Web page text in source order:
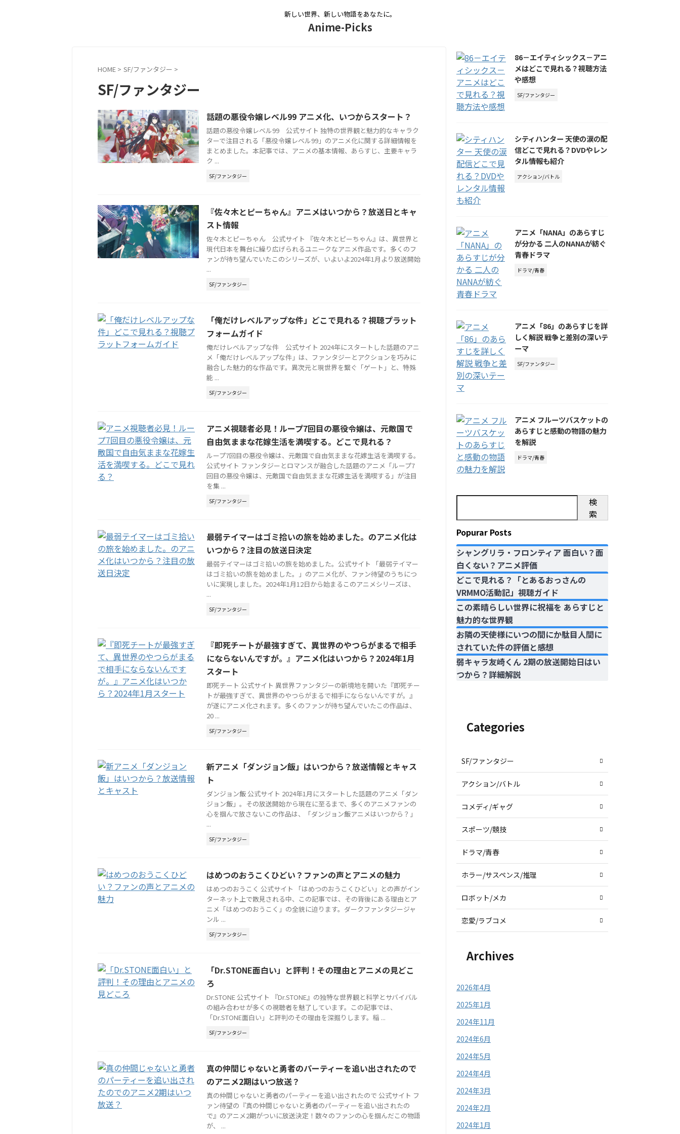
新しい世界、新しい物語をあなたに。
Anime-Picks
HOME > SF/ファンタジー >
SF/ファンタジー
話題の悪役令嬢レベル99 アニメ化、いつからスタート？
話題の悪役令嬢レベル99 公式サイト 独特の世界観と魅力的なキャラク
ターで注目される「悪役令嬢レベル99」のアニメ化に関する詳細情報を
まとめました。本記事では、アニメの基本情報、あらすじ、主要キャラ
ク ...
SF/ファンタジー
『佐々木とピーちゃん』アニメはいつから？放送日とキャ
スト情報
佐々木とピーちゃん 公式サイト 『佐々木とピーちゃん』は、異世界と
現代日本を舞台に繰り広げられるユニークなアニメ作品です。多くのフ
ァンが待ち望んでいたこのシリーズが、いよいよ2024年1月より放送開始
...
SF/ファンタジー
「俺だけレベルアップな件」どこで見れる？視聴プラット
フォームガイド
俺だけレベルアップな件 公式サイト 2024年にスタートした話題のアニ
メ「俺だけレベルアップな件」は、ファンタジーとアクションを巧みに
融合した魅力的な作品です。異次元と現世界を繋ぐ「ゲート」と、特殊
能 ...
SF/ファンタジー
アニメ視聴者必見！ループ7回目の悪役令嬢は、元敵国で
自由気ままな花嫁生活を満喫する。どこで見れる？
ループ7回目の悪役令嬢は、元敵国で自由気ままな花嫁生活を満喫する。
公式サイト ファンタジーとロマンスが融合した話題のアニメ「ループ7
回目の悪役令嬢は、元敵国で自由気ままな花嫁生活を満喫する」が注目
を集 ...
SF/ファンタジー
最弱テイマーはゴミ拾いの旅を始めました。のアニメ化は
いつから？注目の放送日決定
最弱テイマーはゴミ拾いの旅を始めました。公式サイト 「最弱テイマー
はゴミ拾いの旅を始めました。」のアニメ化が、ファン待望のうちにつ
いに実現しました。2024年1月12日から始まるこのアニメシリーズは、
...
SF/ファンタジー
『即死チートが最強すぎて、異世界のやつらがまるで相手
にならないんですが。』アニメ化はいつから？2024年1月
スタート
即死チート 公式サイト 異世界ファンタジーの新境地を開いた『即死チー
トが最強すぎて、異世界のやつらがまるで相手にならないんですが。』
が遂にアニメ化されます。多くのファンが待ち望んでいたこの作品は、
20 ...
SF/ファンタジー
新アニメ「ダンジョン飯」はいつから？放送情報とキャス
ト
ダンジョン飯 公式サイト 2024年1月にスタートした話題のアニメ「ダン
ジョン飯」。その放送開始から現在に至るまで、多くのアニメファンの
心を掴んで放さないこの作品は、「ダンジョン飯アニメはいつから？」
...
SF/ファンタジー
はめつのおうこくひどい？ファンの声とアニメの魅力
はめつのおうこく 公式サイト 「はめつのおうこくひどい」との声がイン
ターネット上で散見される中、この記事では、その背後にある理由とア
ニメ「はめつのおうこく」の全貌に迫ります。ダークファンタジージャ
ンル ...
SF/ファンタジー
「Dr.STONE面白い」と評判！その理由とアニメの見どこ
ろ
Dr.STONE 公式サイト 『Dr.STONE』の独特な世界観と科学とサバイバル
の組み合わせが多くの視聴者を魅了しています。この記事では、
「Dr.STONE面白い」と評判のその理由を深掘りします。稲 ...
SF/ファンタジー
真の仲間じゃないと勇者のパーティーを追い出されたので
のアニメ2期はいつ放送？
真の仲間じゃないと勇者のパーティーを追い出されたので 公式サイト フ
ァン待望の『真の仲間じゃないと勇者のパーティーを追い出されたの
で』のアニメ2期がついに放送決定！数々のファンの心を掴んだこの物語
が、 ...
86－エイティシックス－アニ
メはどこで見れる？視聴方法
や感想
SF/ファンタジー
シティハンター 天使の涙の配
信どこで見れる？DVDやレン
タル情報も紹介
アクション/バトル
アニメ「NANA」のあらすじ
が分かる 二人のNANAが紡ぐ
青春ドラマ
ドラマ/青春
アニメ「86」のあらすじを詳
しく解説 戦争と差別の深いテ
ーマ
SF/ファンタジー
アニメ フルーツバスケットの
あらすじと感動の物語の魅力
を解説
ドラマ/青春
検
索
Popurar Posts
シャングリラ・フロンティア 面白い？面
白くない？アニメ評価
どこで見れる？「とあるおっさんの
VRMMO活動記」視聴ガイド
この素晴らしい世界に祝福を あらすじと
魅力的な世界観
お隣の天使様にいつの間にか駄目人間に
されていた件の評価と感想
弱キャラ友崎くん 2期の放送開始日はい
つから？詳細解説
Categories
SF/ファンタジー
アクション/バトル
コメディ/ギャグ
スポーツ/競技
ドラマ/青春
ホラー/サスペンス/推理
ロボット/メカ
恋愛/ラブコメ
Archives
2026年4月
2025年1月
2024年11月
2024年6月
2024年5月
2024年4月
2024年3月
2024年2月
2024年1月